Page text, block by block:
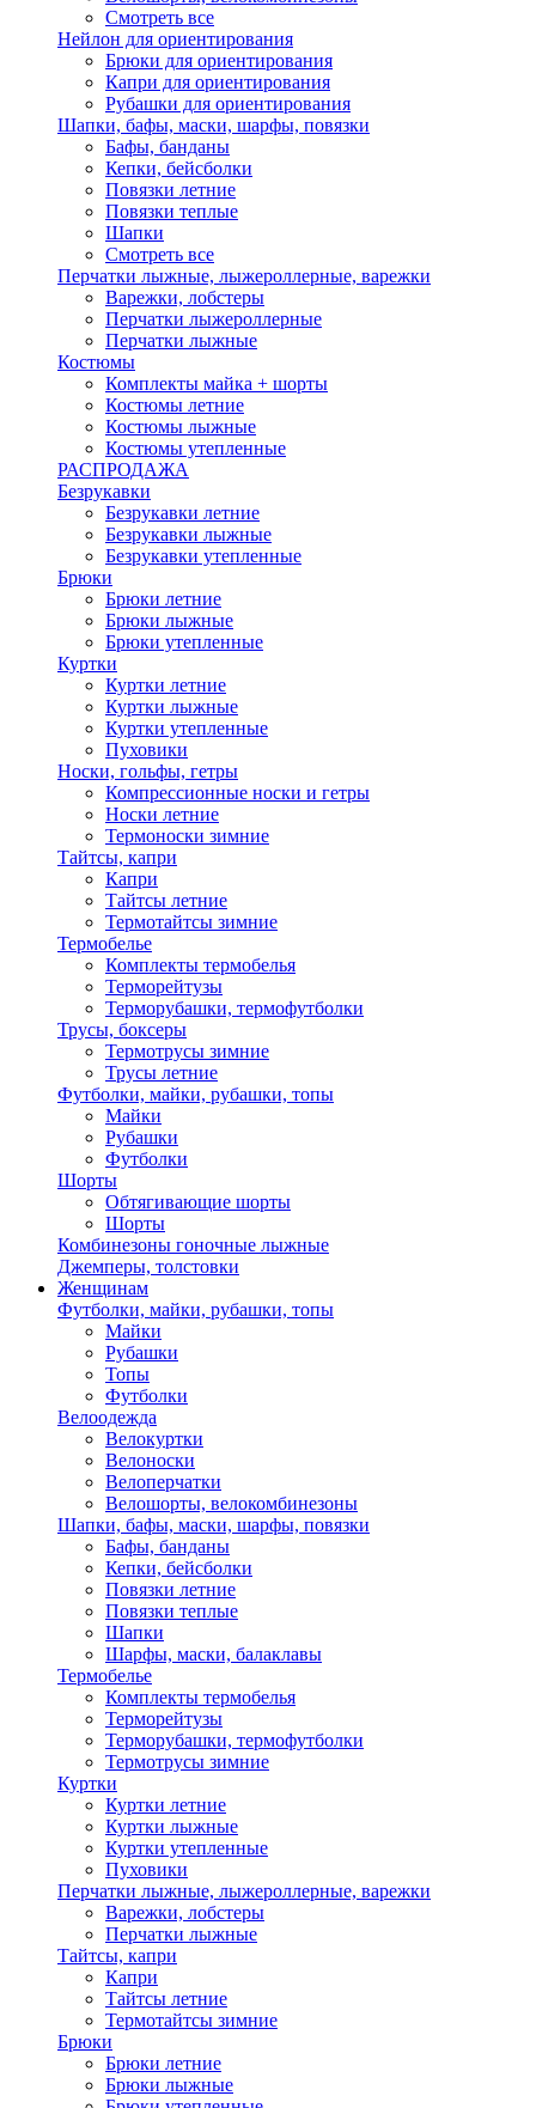
Смотреть все
Нейлон для ориентирования
Брюки для ориентирования
Капри для ориентирования
Рубашки для ориентирования
Шапки, бафы, маски, шарфы, повязки
Бафы, банданы
Кепки, бейсболки
Повязки летние
Повязки теплые
Шапки
Смотреть все
Перчатки лыжные, лыжероллерные, варежки
Варежки, лобстеры
Перчатки лыжероллерные
Перчатки лыжные
Костюмы
Комплекты майка + шорты
Костюмы летние
Костюмы лыжные
Костюмы утепленные
РАСПРОДАЖА
Безрукавки
Безрукавки летние
Безрукавки лыжные
Безрукавки утепленные
Брюки
Брюки летние
Брюки лыжные
Брюки утепленные
Куртки
Куртки летние
Куртки лыжные
Куртки утепленные
Пуховики
Носки, гольфы, гетры
Компрессионные носки и гетры
Носки летние
Термоноски зимние
Тайтсы, капри
Капри
Тайтсы летние
Термотайтсы зимние
Термобелье
Комплекты термобелья
Терморейтузы
Терморубашки, термофутболки
Трусы, боксеры
Термотрусы зимние
Трусы летние
Футболки, майки, рубашки, топы
Майки
Рубашки
Футболки
Шорты
Обтягивающие шорты
Шорты
Комбинезоны гоночные лыжные
Джемперы, толстовки
Женщинам
Футболки, майки, рубашки, топы
Майки
Рубашки
Топы
Футболки
Велоодежда
Велокуртки
Велоноски
Велоперчатки
Велошорты, велокомбинезоны
Шапки, бафы, маски, шарфы, повязки
Бафы, банданы
Кепки, бейсболки
Повязки летние
Повязки теплые
Шапки
Шарфы, маски, балаклавы
Термобелье
Комплекты термобелья
Терморейтузы
Терморубашки, термофутболки
Термотрусы зимние
Куртки
Куртки летние
Куртки лыжные
Куртки утепленные
Пуховики
Перчатки лыжные, лыжероллерные, варежки
Варежки, лобстеры
Перчатки лыжные
Тайтсы, капри
Капри
Тайтсы летние
Термотайтсы зимние
Брюки
Брюки летние
Брюки лыжные